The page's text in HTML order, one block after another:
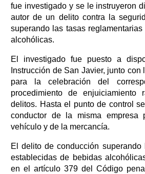
fue investigado y se le instruyeron
autor de un delito contra la
superando las tasas
alcohólicas.
El investigado fue puesto a
Instrucción de San Javier, junto
para la celebración del
procedimiento de enjuiciamiento
delitos. Hasta el punto de control
conductor de la misma empresa
vehículo y de la mercancía.
El delito de conducción superando
establecidas de bebidas
en el artículo 379 del Código